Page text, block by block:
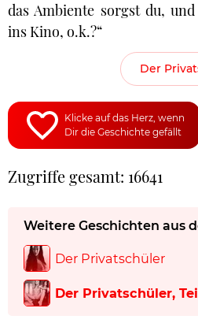
das Ambiente sorgst du,
ins Kino, o.k.?“
Der
Klicke auf das Herz, wenn
Dir die Geschichte gefällt
Zugriffe gesamt: 16641
Weitere Geschichten aus
Der Privatschüler
Der Privatschüler,